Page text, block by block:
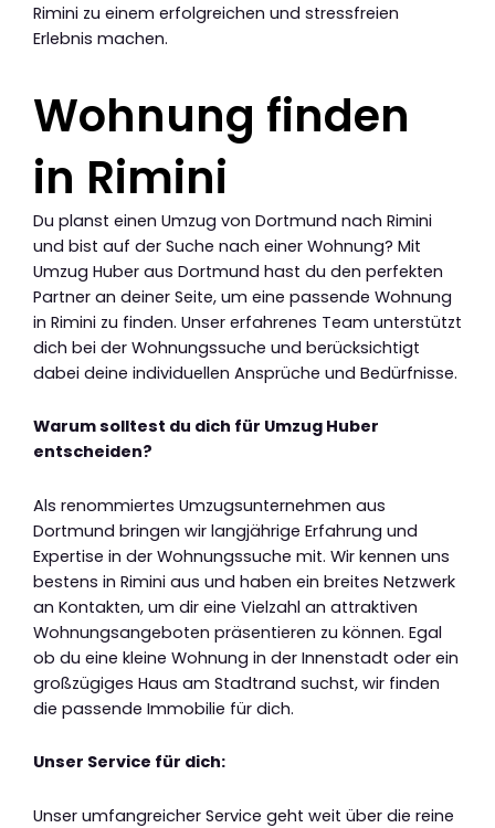
Rimini zu einem erfolgreichen und stressfreien
Erlebnis machen.
Wohnung finden
in Rimini
Du planst einen Umzug von Dortmund nach Rimini
und bist auf der Suche nach einer Wohnung? Mit
Umzug Huber aus Dortmund hast du den perfekten
Partner an deiner Seite, um eine passende Wohnung
in Rimini zu finden. Unser erfahrenes Team unterstützt
dich bei der Wohnungssuche und berücksichtigt
dabei deine individuellen Ansprüche und Bedürfnisse.
Warum solltest du dich für Umzug Huber
entscheiden?
Als renommiertes Umzugsunternehmen aus
Dortmund bringen wir langjährige Erfahrung und
Expertise in der Wohnungssuche mit. Wir kennen uns
bestens in Rimini aus und haben ein breites Netzwerk
an Kontakten, um dir eine Vielzahl an attraktiven
Wohnungsangeboten präsentieren zu können. Egal
ob du eine kleine Wohnung in der Innenstadt oder ein
großzügiges Haus am Stadtrand suchst, wir finden
die passende Immobilie für dich.
Unser Service für dich:
Unser umfangreicher Service geht weit über die reine